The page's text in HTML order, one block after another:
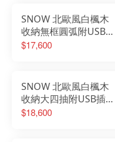
SNOW 北歐風白楓木
收納無框圓弧附USB插
座3.5尺單人掀床組
$17,600
SNOW 北歐風白楓木
收納大四抽附USB插座
5尺雙人床組
$18,600